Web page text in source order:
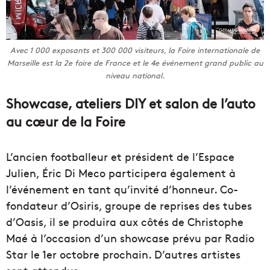
Avec 1 000 exposants et 300 000 visiteurs, la Foire internationale de
Marseille est la 2e foire de France et le 4e événement grand public au
niveau national.
Showcase, ateliers DIY et salon de l’auto
au cœur de la Foire
L’ancien footballeur et président de l’Espace
Julien, Éric Di Meco participera également à
l’événement en tant qu’invité d’honneur. Co-
fondateur d’Osiris, groupe de reprises des tubes
d’Oasis, il se produira aux côtés de Christophe
Maé à l’occasion d’un showcase prévu par Radio
Star le 1er octobre prochain. D’autres artistes